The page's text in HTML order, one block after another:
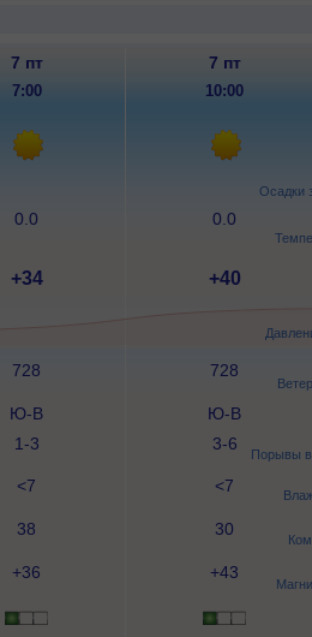
Осадки
Порывы
7 пт 7 пт
7:00 10:00
0.0 0.0
+34 +40
728 728
Ю-В
1-3
Ю-В
3-6
<7 <7
38 30
+36 +43